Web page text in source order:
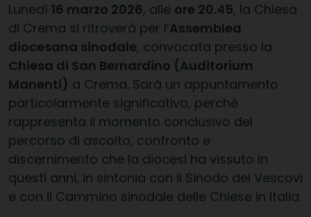
Lunedì 16 marzo 2026, alle ore 20.45, la Chiesa
di Crema si ritroverà per l’Assemblea
diocesana sinodale, convocata presso la
Chiesa di San Bernardino (Auditorium
Manenti) a Crema. Sarà un appuntamento
particolarmente significativo, perché
rappresenta il momento conclusivo del
percorso di ascolto, confronto e
discernimento che la diocesi ha vissuto in
questi anni, in sintonia con il Sinodo dei Vescovi
e con il Cammino sinodale delle Chiese in Italia.